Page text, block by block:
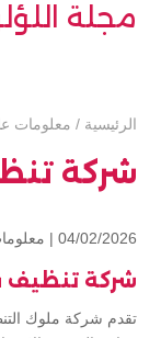
مجلة
الرئيسية / معلومات
شركة
04/02/2026 |
شركة تنظيف
تقدم شركة ملوك